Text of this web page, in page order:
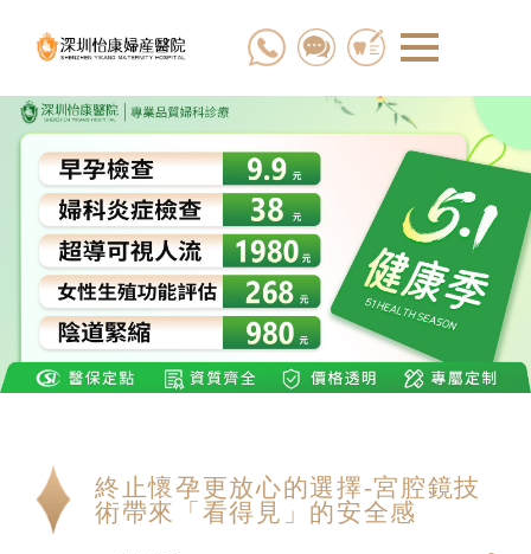
終止懷孕更放心的選擇-宮腔鏡技
術帶來「看得見」的安全感